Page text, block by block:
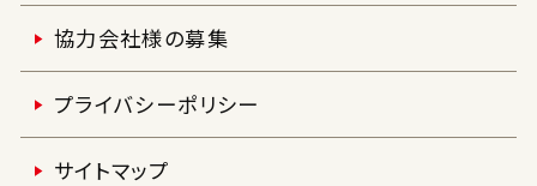
協力会社様の募集
プライバシーポリシー